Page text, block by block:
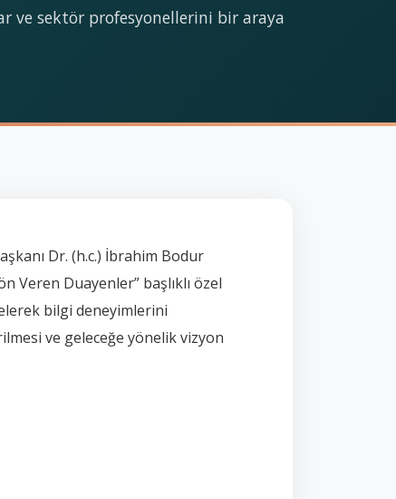
ve sektör profesyonellerini bir araya
Dr. (h.c.) İbrahim Bodur
Veren Duayenler” başlıklı özel
bilgi deneyimlerini
ve geleceğe yönelik vizyon